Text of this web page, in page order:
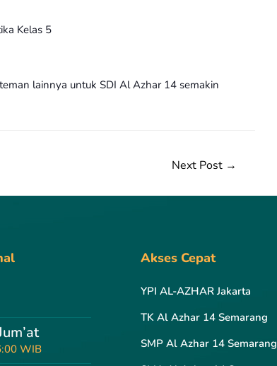
Kelas 5
lainnya untuk SDI Al Azhar 14 semakin
Next Post →
WIB
Akses Cepat
YPI AL-AZHAR Jakarta
TK Al Azhar 14 Semarang
SMP Al Azhar 14 Semarang